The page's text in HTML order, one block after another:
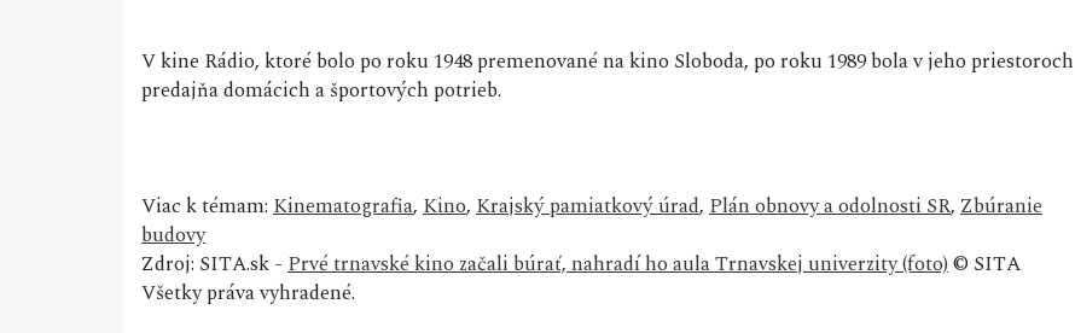
V kine Rádio, ktoré bolo po roku 1948 premenované na kino Sloboda, po roku 1989 bola v jeho priestoroch
predajňa domácich a športových potrieb.
Viac k témam:Kinematografia,Kino,Krajský pamiatkový úrad,Plán obnovy a odolnosti SR,Zbúranie
budovy
Zdroj: SITA.sk -Prvé trnavské kino začali búrať, nahradí ho aula Trnavskej univerzity (foto)© SITA
Všetky práva vyhradené.